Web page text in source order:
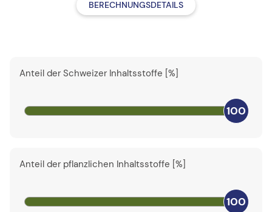
BERECHNUNGSDETAILS
Anteil der Schweizer Inhaltsstoffe [%]
100
Anteil der pflanzlichen Inhaltsstoffe [%]
100